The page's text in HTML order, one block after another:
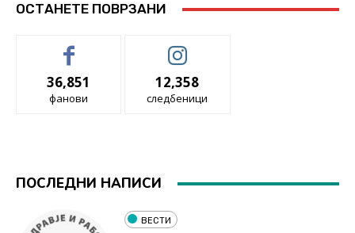
ОСТАНЕТЕ ПОВРЗАНИ
36,851
фанови
12,358
следбеници
ПОСЛЕДНИ НАПИСИ
ВЕСТИ